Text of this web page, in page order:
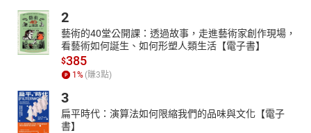
2
藝術的40堂公開課：透過故事，走進藝術家創作現場，
看藝術如何誕生、如何形塑人類生活【電子書】
$385
1 % (賺3點)
3
扁平時代：演算法如何限縮我們的品味與文化【電子
書】